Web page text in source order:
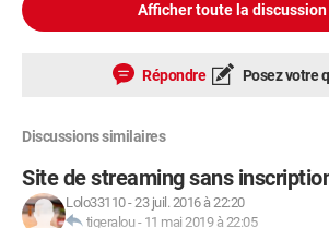
Afficher toute la discussion
Répondre Posez votre
Discussions similaires
Site de streaming sans
Lolo33110-23 juil. 2016 à 22:20
tigeralou- 11 mai 2019 à 22:05